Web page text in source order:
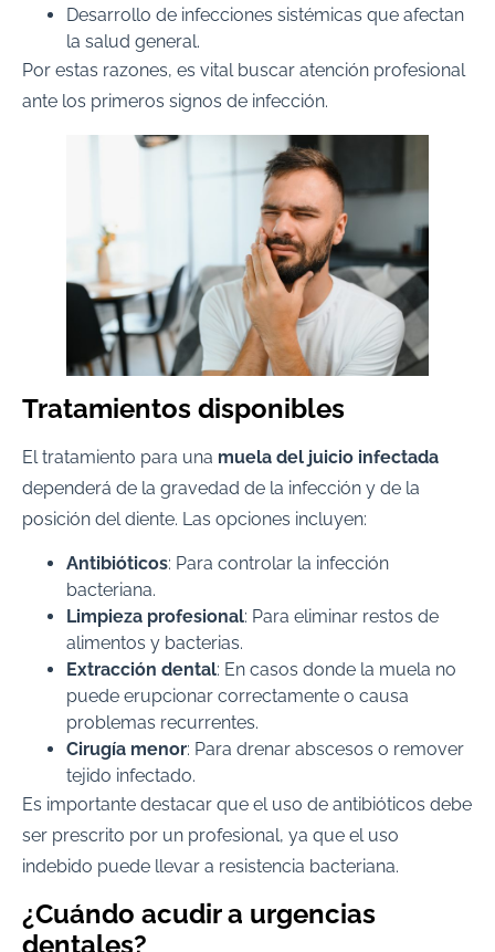
Desarrollo de infecciones sistémicas que afectan
la salud general.
Por estas razones, es vital buscar atención profesional
ante los primeros signos de infección.
Tratamientos disponibles
El tratamiento para una muela del juicio infectada
dependerá de la gravedad de la infección y de la
posición del diente. Las opciones incluyen:
Antibióticos: Para controlar la infección
bacteriana.
Limpieza profesional: Para eliminar restos de
alimentos y bacterias.
Extracción dental: En casos donde la muela no
puede erupcionar correctamente o causa
problemas recurrentes.
Cirugía menor: Para drenar abscesos o remover
tejido infectado.
Es importante destacar que el uso de antibióticos debe
ser prescrito por un profesional, ya que el uso
indebido puede llevar a resistencia bacteriana.
¿Cuándo acudir a urgencias
dentales?